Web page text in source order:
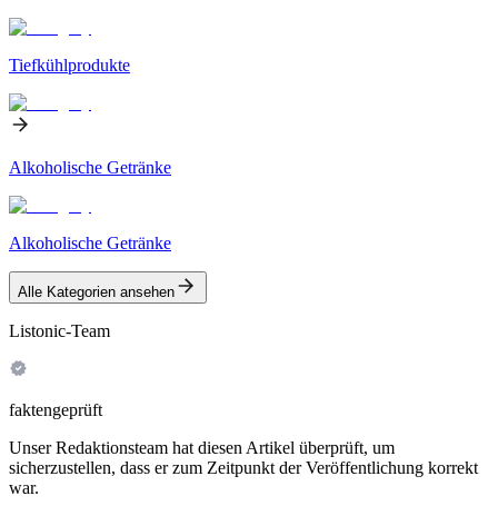
Tiefkühlprodukte
Alkoholische Getränke
Alkoholische Getränke
Alle Kategorien ansehen
Listonic-Team
faktengeprüft
Unser Redaktionsteam hat diesen Artikel überprüft, um
sicherzustellen, dass er zum Zeitpunkt der Veröffentlichung korrekt
war.